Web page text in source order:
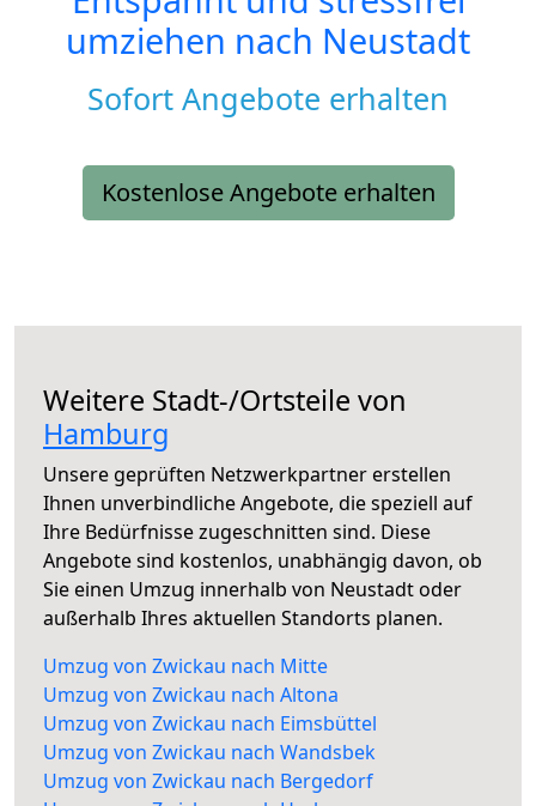
umziehen nach Neustadt
Sofort Angebote erhalten
Kostenlose Angebote erhalten
Weitere Stadt-/Ortsteile von
Hamburg
Unsere geprüften Netzwerkpartner erstellen
Ihnen unverbindliche Angebote, die speziell auf
Ihre Bedürfnisse zugeschnitten sind. Diese
Angebote sind kostenlos, unabhängig davon, ob
Sie einen Umzug innerhalb von Neustadt oder
außerhalb Ihres aktuellen Standorts planen.
Umzug von Zwickau nach Mitte
Umzug von Zwickau nach Altona
Umzug von Zwickau nach Eimsbüttel
Umzug von Zwickau nach Wandsbek
Umzug von Zwickau nach Bergedorf